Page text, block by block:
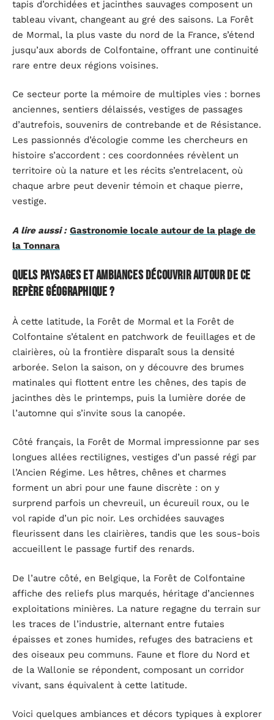
tapis d’orchidées et jacinthes sauvages composent un
tableau vivant, changeant au gré des saisons. La Forêt
de Mormal, la plus vaste du nord de la France, s’étend
jusqu’aux abords de Colfontaine, offrant une continuité
rare entre deux régions voisines.
Ce secteur porte la mémoire de multiples vies : bornes
anciennes, sentiers délaissés, vestiges de passages
d’autrefois, souvenirs de contrebande et de Résistance.
Les passionnés d’écologie comme les chercheurs en
histoire s’accordent : ces coordonnées révèlent un
territoire où la nature et les récits s’entrelacent, où
chaque arbre peut devenir témoin et chaque pierre,
vestige.
A lire aussi : Gastronomie locale autour de la plage de
la Tonnara
Quels paysages et ambiances découvrir autour de ce
repère géographique ?
À cette latitude, la Forêt de Mormal et la Forêt de
Colfontaine s’étalent en patchwork de feuillages et de
clairières, où la frontière disparaît sous la densité
arborée. Selon la saison, on y découvre des brumes
matinales qui flottent entre les chênes, des tapis de
jacinthes dès le printemps, puis la lumière dorée de
l’automne qui s’invite sous la canopée.
Côté français, la Forêt de Mormal impressionne par ses
longues allées rectilignes, vestiges d’un passé régi par
l’Ancien Régime. Les hêtres, chênes et charmes
forment un abri pour une faune discrète : on y
surprend parfois un chevreuil, un écureuil roux, ou le
vol rapide d’un pic noir. Les orchidées sauvages
fleurissent dans les clairières, tandis que les sous-bois
accueillent le passage furtif des renards.
De l’autre côté, en Belgique, la Forêt de Colfontaine
affiche des reliefs plus marqués, héritage d’anciennes
exploitations minières. La nature regagne du terrain sur
les traces de l’industrie, alternant entre futaies
épaisses et zones humides, refuges des batraciens et
des oiseaux peu communs. Faune et flore du Nord et
de la Wallonie se répondent, composant un corridor
vivant, sans équivalent à cette latitude.
Voici quelques ambiances et décors typiques à explorer